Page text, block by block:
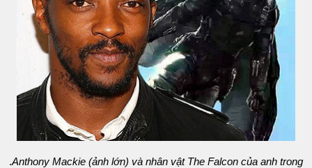
.Anthony Mackie (ảnh lớn) và nhân vật The Falcon của anh trong